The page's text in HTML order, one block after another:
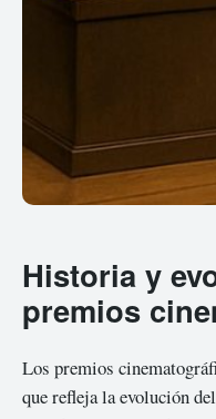
Historia y
premios
Los premios
que refleja la evolución